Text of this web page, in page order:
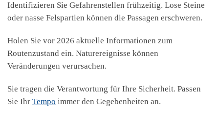
Identifizieren Sie Gefahrenstellen frühzeitig. Lose Steine
oder nasse Felspartien können die Passagen erschweren.
Holen Sie vor 2026 aktuelle Informationen zum
Routenzustand ein. Naturereignisse können
Veränderungen verursachen.
Sie tragen die Verantwortung für Ihre Sicherheit. Passen
Sie Ihr Tempo immer den Gegebenheiten an.